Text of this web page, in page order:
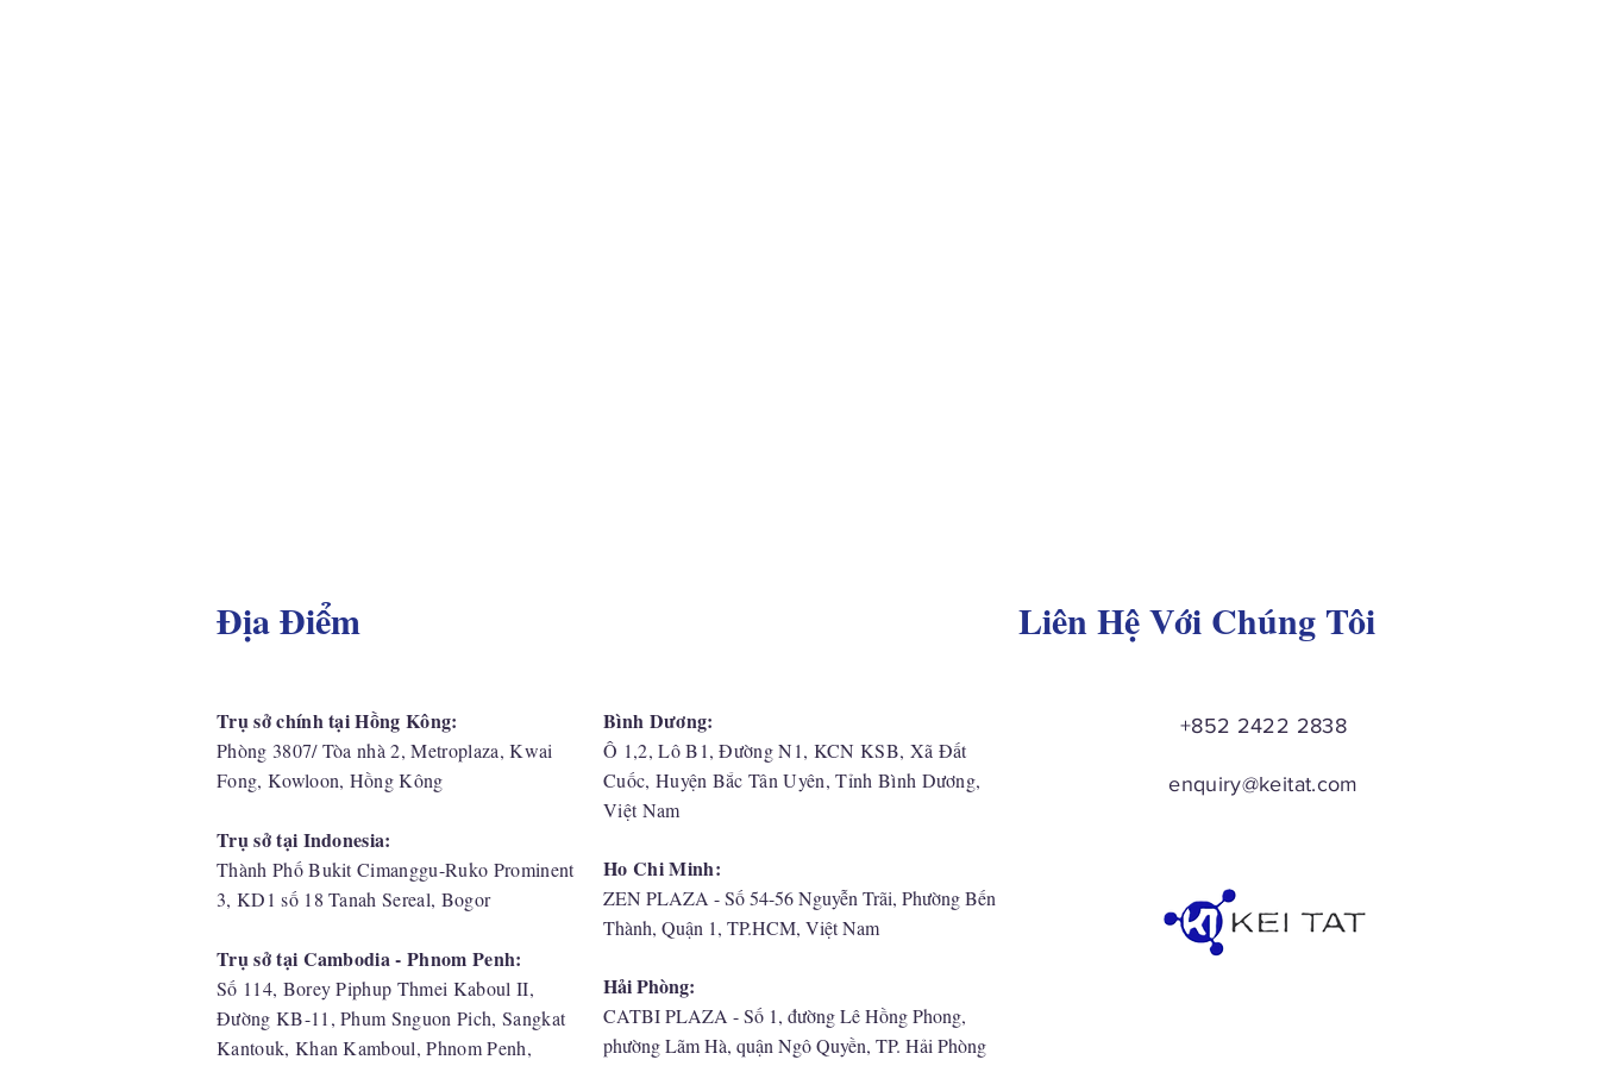
Địa Điểm
Trụ sở chính tại Hồng Kông:
Phòng 3807/ Tòa nhà 2, Metroplaza, Kwai
Fong, Kowloon, Hồng Kông
Trụ sở tại Indonesia:
​Thành Phố Bukit Cimanggu-Ruko Prominent
3, KD1 số 18 Tanah Sereal, Bogor
Trụ sở tại Cambodia - Phnom Penh:
Số 114, Borey Piphup Thmei Kaboul II,
Đường KB-11, Phum Snguon Pich, Sangkat
Kantouk, Khan Kamboul, Phnom Penh,
Liên Hệ Với Chúng Tôi
Bình Dương:
Ô 1,2, Lô B1, Đường N1, KCN KSB, Xã Đất
Cuốc, Huyện Bắc Tân Uyên, Tỉnh Bình Dương,
Việt Nam
Ho Chi Minh:
ZEN PLAZA - Số 54-56 Nguyễn Trãi, Phường Bến
Thành, Quận 1, TP.HCM, Việt Nam
Hải Phòng:
CATBI PLAZA - Số 1, đường Lê Hồng Phong,
phường Lãm Hà, quận Ngô Quyền, TP. Hải Phòng
+852 2422 2838
enquiry@keitat.com